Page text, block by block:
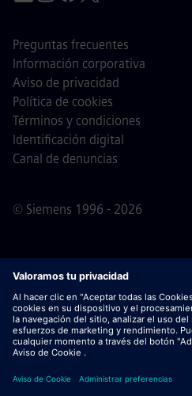
© Siemens 1996 - 2026
Preguntas frecuentes
Información corporativa
Aviso de privacidad
Política de cookies
Términos y condiciones
Identificación digital
Canal de denuncias
Nota importantePara todas
unirse a nosotros, por favor, es
que Siemens no solicita
después del proceso de
bancarios o información
documentos en correos